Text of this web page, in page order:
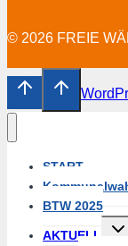
© 2026 FREIE
START
BTW 2025
AKTUELL